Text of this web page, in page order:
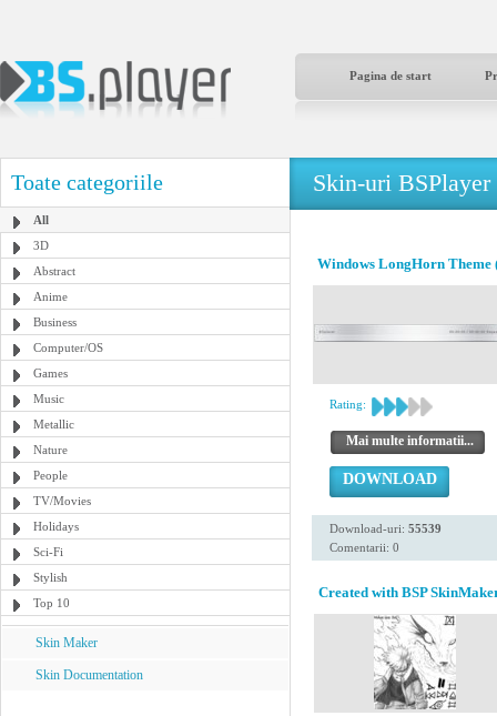
Pagina de start
Toate categoriile
All
3D
Abstract
Anime
Business
Computer/OS
Games
Music
Metallic
Nature
People
TV/Movies
Holidays
Sci-Fi
Stylish
Top 10
Skin Maker
Skin Documentation
Skin-uri BSPlayer
Windows LongHorn Theme
Rating:
Mai multe informatii...
DOWNLOAD
Download-uri: 55539
Comentarii: 0
Created with BSP